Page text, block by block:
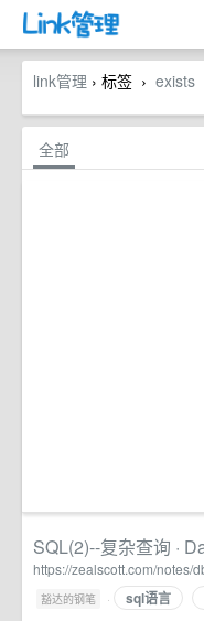
link管理 › 标签 › exists
全部
SQL(2)--复杂查询 ·
https://zealscott.com/notes/
豁达的钢笔 · sql语言